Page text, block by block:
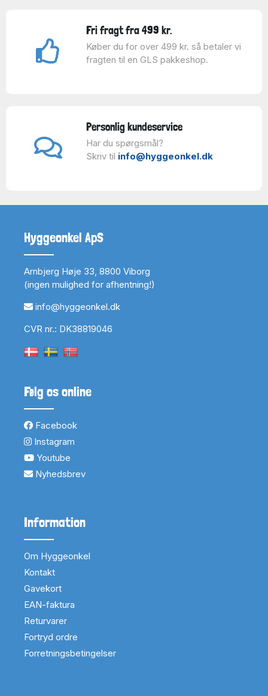
Fri fragt fra 499 kr.
Køber du for over 499 kr. så betaler vi
fragten til en GLS pakkeshop.
Personlig kundeservice
Har du spørgsmål?
Skriv til info@hyggeonkel.dk
Hyggeonkel ApS
Arnbjerg Høje 33, 8800 Viborg
(ingen mulighed for afhentning!)
info@hyggeonkel.dk
CVR nr.: DK38819046
Følg os online
Facebook
Instagram
Youtube
Nyhedsbrev
Information
Om Hyggeonkel
Kontakt
Gavekort
EAN-faktura
Returvarer
Fortryd ordre
Forretningsbetingelser